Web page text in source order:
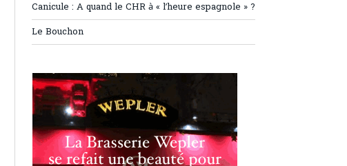
Canicule : A quand le CHR à « l’heure espagnole » ?
Le Bouchon